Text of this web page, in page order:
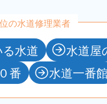
水道修理業者
水道
水道屋
番
水道一番館